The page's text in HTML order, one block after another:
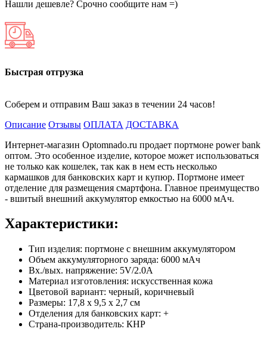
Нашли дешевле? Срочно сообщите нам =)
Быстрая отгрузка
Соберем и отправим Ваш заказ в течении 24 часов!
Описание Отзывы ОПЛАТА ДОСТАВКА
Интернет-магазин Optomnado.ru продает портмоне power bank
оптом. Это особенное изделие, которое может использоваться
не только как кошелек, так как в нем есть несколько
кармашков для банковских карт и купюр. Портмоне имеет
отделение для размещения смартфона. Главное преимущество
- вшитый внешний аккумулятор емкостью на 6000 мАч.
Характеристики:
Тип изделия: портмоне с внешним аккумулятором
Объем аккумуляторного заряда: 6000 мАч
Вх./вых. напряжение: 5V/2.0A
Материал изготовления: искусственная кожа
Цветовой вариант: черный, коричневый
Размеры: 17,8 х 9,5 х 2,7 см
Отделения для банковских карт: +
Страна-производитель: КНР